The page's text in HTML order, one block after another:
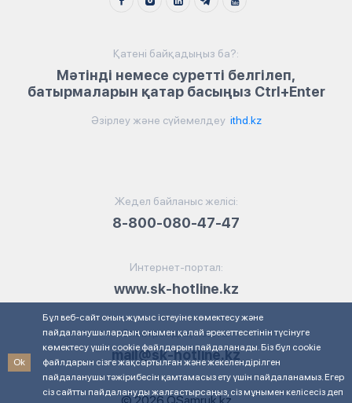
Қатені байқадыңыз ба?:
Мәтінді немесе суретті белгілеп,
батырмаларын қатар басыңыз Ctrl+Enter
Әзірлеу және сүйемелдеу ithd.kz
Жедел байланыс желісі:
8-800-080-47-47
Интернет-портал:
www.sk-hotline.kz
Электрондық пошта:
mail@sk-hotline.kz
Ok
Бұл веб-сайт оның жұмыс істеуіне көмектесу және
пайдаланушылардың онымен қалай әрекеттесетінін түсінуге
көмектесу үшін cookie файлдарын пайдаланады. Біз бұл cookie
файлдарын сізге жақсартылған және жекелендірілген
пайдаланушы тәжірибесін қамтамасыз ету үшін пайдаланамыз. Егер
сіз сайтты пайдалануды жалғастырсаңыз, сіз мұнымен келісесіз деп